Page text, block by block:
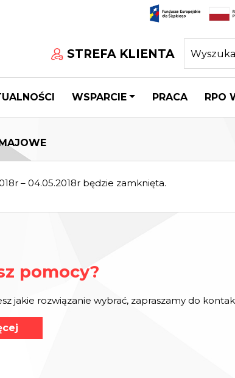
STREFA KLIENTA
WSPARCIE PRACA RPO
– 04.05.2018r będzie zamknięta.
pomocy?
jakie rozwiązanie wybrać, zapraszamy do